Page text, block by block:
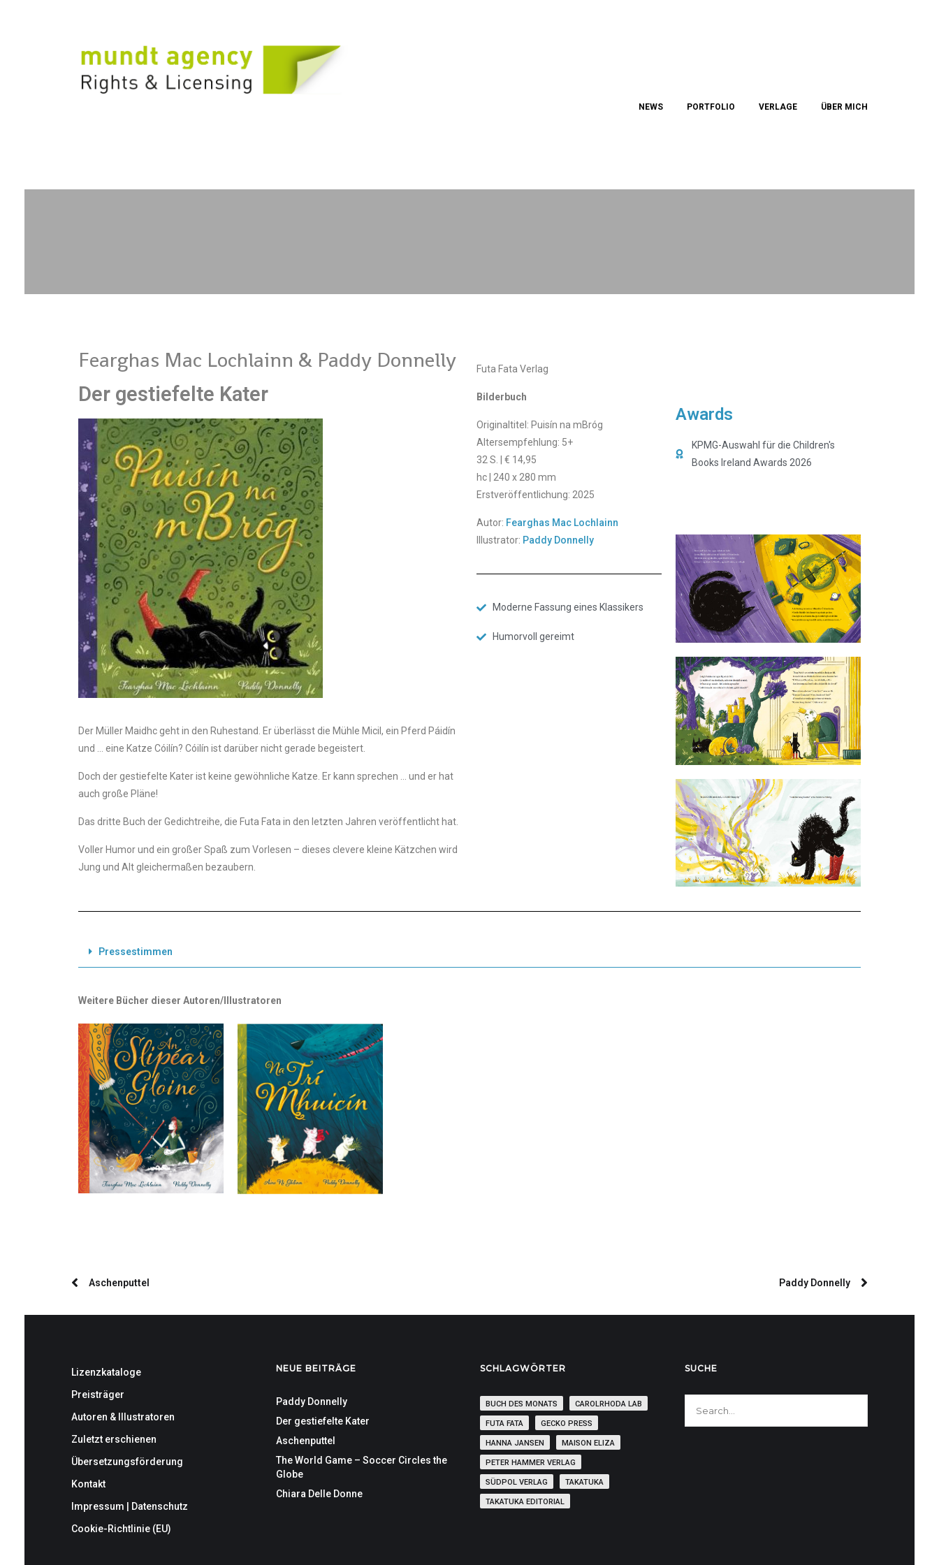
NEWS PORTFOLIO VERLAGE ÜBER MICH
Fearghas Mac Lochlainn & Paddy Donnelly
Der gestiefelte Kater
Der Müller Maidhc geht in den Ruhestand. Er überlässt die Mühle Micil, ein Pferd Páidín
und … eine Katze Cóilín? Cóilín ist darüber nicht gerade begeistert.
Doch der gestiefelte Kater ist keine gewöhnliche Katze. Er kann sprechen … und er hat
auch große Pläne!
Das dritte Buch der Gedichtreihe, die Futa Fata in den letzten Jahren veröffentlicht hat.
Voller Humor und ein großer Spaß zum Vorlesen – dieses clevere kleine Kätzchen wird
Jung und Alt gleichermaßen bezaubern.
Futa Fata Verlag
Bilderbuch
Originaltitel: Puisín na mBróg
Altersempfehlung: 5+
32 S. | € 14,95
hc | 240 x 280 mm
Erstveröffentlichung: 2025
Autor: Fearghas Mac Lochlainn
Illustrator: Paddy Donnelly
Moderne Fassung eines Klassikers
Humorvoll gereimt
Awards
KPMG-Auswahl für die Children's
Books Ireland Awards 2026
Pressestimmen
Weitere Bücher dieser Autoren/Illustratoren
Aschenputtel Paddy Donnelly
Lizenzkataloge
Preisträger
Autoren & Illustratoren
Zuletzt erschienen
Übersetzungsförderung
Kontakt
Impressum | Datenschutz
Cookie-Richtlinie (EU)
NEUE BEITRÄGE
Paddy Donnelly
Der gestiefelte Kater
Aschenputtel
The World Game – Soccer Circles the
Globe
Chiara Delle Donne
SCHLAGWÖRTER
BUCH DES MONATS CAROLRHODA LAB
FUTA FATA GECKO PRESS
HANNA JANSEN MAISON ELIZA
PETER HAMMER VERLAG
SÜDPOL VERLAG TAKATUKA
TAKATUKA EDITORIAL
SUCHE